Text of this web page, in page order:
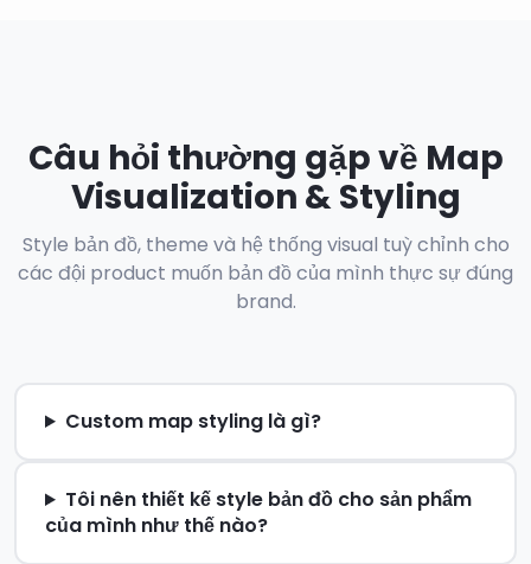
Câu hỏi thường gặp về Map
Visualization & Styling
Style bản đồ, theme và hệ thống visual tuỳ chỉnh cho
các đội product muốn bản đồ của mình thực sự đúng
brand.
Custom map styling là gì?
Tôi nên thiết kế style bản đồ cho sản phẩm
của mình như thế nào?